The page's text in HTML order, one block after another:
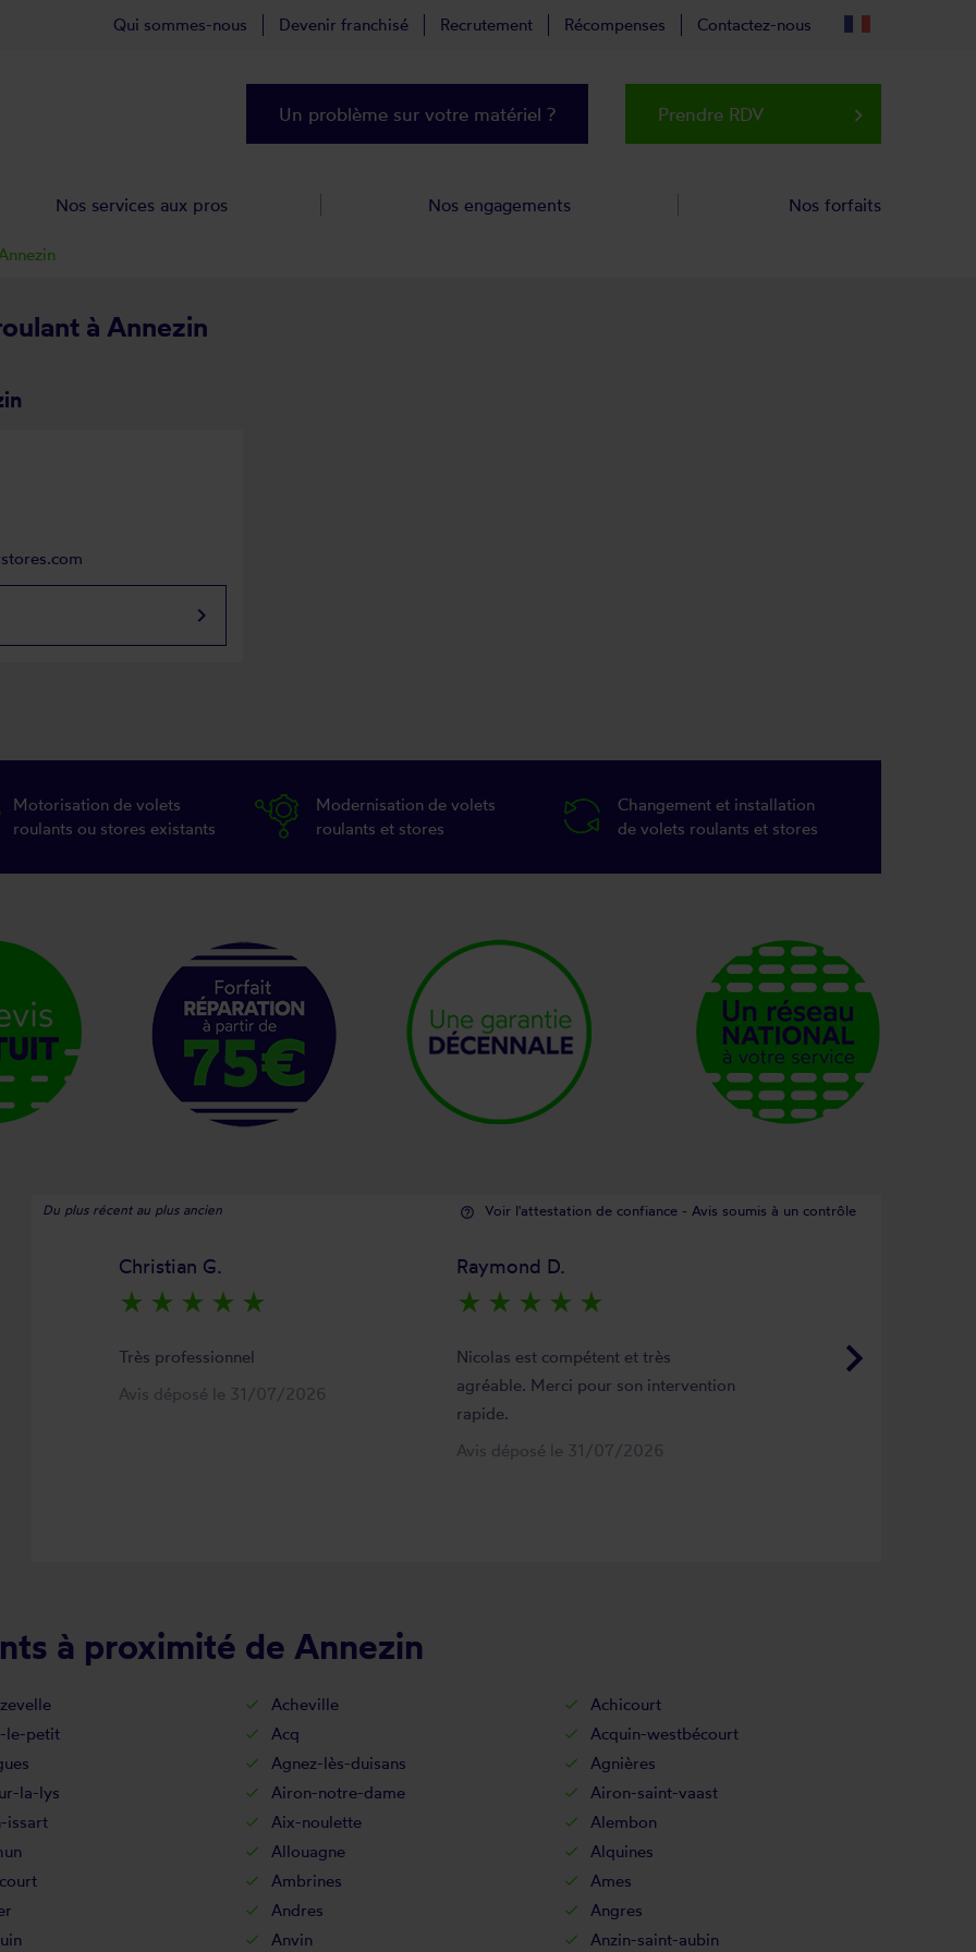
à Annezin
keyboard_arrow_right
Motorisation de volets
roulants ou stores existants
Modernisation de volets
roulants et stores
Changement et installation
de volets roulants et stores
Du plus récent au plus ancien help_outline Voir l'attestation de confiance - Avis soumis à un contrôle
keyboard_arrow_right
Christian G.
star_rate star_rate star_rate star_rate star_rate
Très professionnel
Avis déposé le 31/07/2026
Raymond D.
star_rate star_rate star_rate star_rate star_rate
Nicolas est compétent et très
agréable. Merci pour son intervention
rapide.
Avis déposé le 31/07/2026
à proximité de Annezin
Acheville
Achicourt
le-petit Acq
Acquin-westbécourt
Agnez-lès-duisans
Agnières
la-lys Airon-notre-dame
Airon-saint-vaast
issart Aix-noulette
Alembon
Allouagne
Alquines
Ambrines
Ames
Andres
Angres
Anvin
Anzin-saint-aubin
Qui sommes-nous Devenir franchisé Recrutement Récompenses Contactez-nous
Un problème sur votre matériel ? Prendre RDV keyboard_arrow_right
Nos services aux pros Nos engagements Nos forfaits